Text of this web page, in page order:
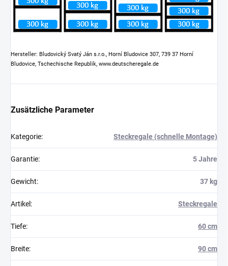
Hersteller: Bludovický Svatý Ján s.r.o., Horní Bludovice 307, 739 37 Horní
Bludovice, Tschechische Republik, www.deutscheregale.de
Zusätzliche Parameter
Kategorie: Steckregale (schnelle Montage)
Garantie: 5 Jahre
Gewicht: 37 kg
Artikel : Steckregale
Tiefe: 60 cm
Breite: 90 cm